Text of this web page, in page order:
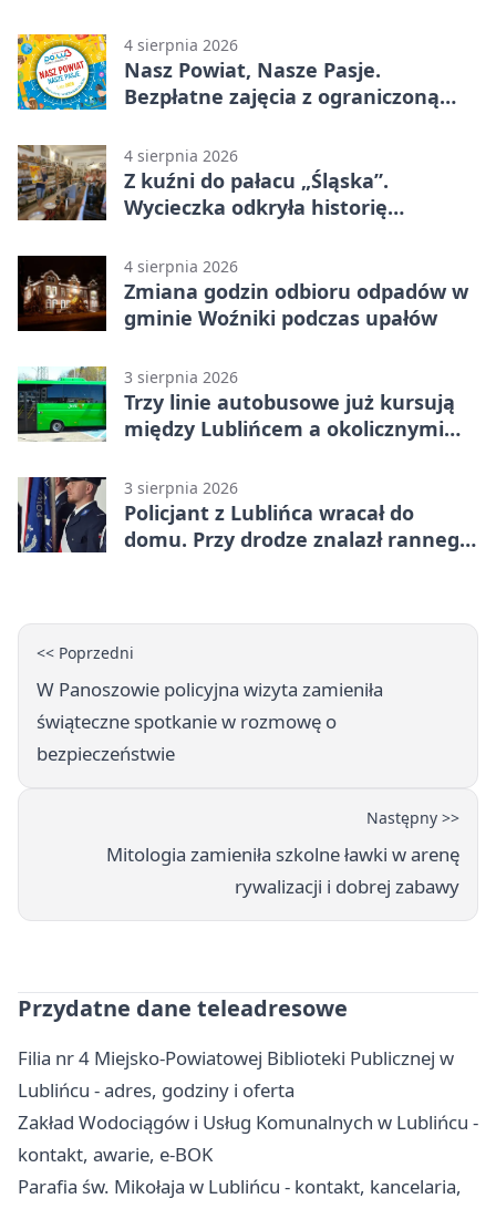
4 sierpnia 2026
Nasz Powiat, Nasze Pasje.
Bezpłatne zajęcia z ograniczoną
4 sierpnia 2026
Z kuźni do pałacu „Śląska”.
Wycieczka odkryła historię
4 sierpnia 2026
Zmiana godzin odbioru odpadów w
gminie Woźniki podczas upałów
3 sierpnia 2026
Trzy linie autobusowe już kursują
między Lublińcem a okolicznymi
3 sierpnia 2026
Policjant z Lublińca wracał do
domu. Przy drodze znalazł rannego
<< Poprzedni
W Panoszowie policyjna wizyta zamieniła
świąteczne spotkanie w rozmowę o
bezpieczeństwie
Następny >>
Mitologia zamieniła szkolne ławki w arenę
rywalizacji i dobrej zabawy
Przydatne dane teleadresowe
Filia nr 4 Miejsko-Powiatowej Biblioteki Publicznej w
Lublińcu - adres, godziny i oferta
Zakład Wodociągów i Usług Komunalnych w Lublińcu -
kontakt, awarie, e-BOK
Parafia św. Mikołaja w Lublińcu - kontakt, kancelaria,